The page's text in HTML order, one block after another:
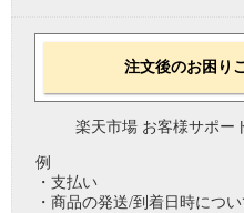
注文後のお困り
楽天市場 お客様サポー
例
・支払い
・商品の発送/到着日時につい